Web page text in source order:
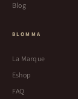
Blog
BLOMMA
La Marque
Eshop
FAQ